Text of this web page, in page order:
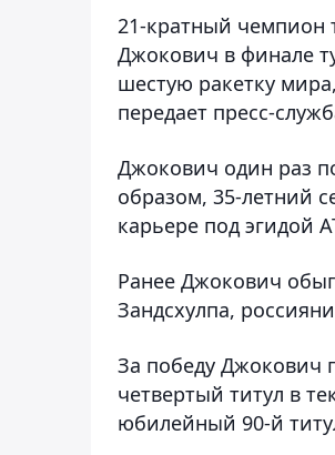
21-кратный чемпион
Джокович в финале
шестую ракетку
передает пресс-
Джокович один раз
образом, 35-летний
карьере под эгидой
Ранее Джокович
Зандсхулпа,
За победу Джокович
четвертый титул в
юбилейный 90-й